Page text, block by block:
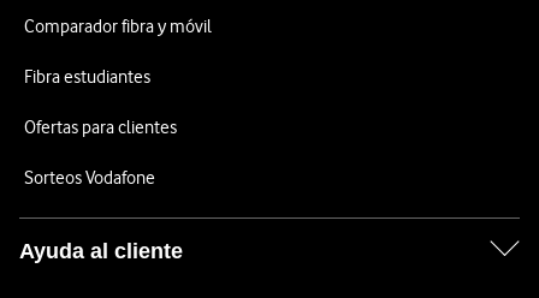
Comparador fibra y móvil
Fibra estudiantes
Ofertas para clientes
Sorteos Vodafone
Ayuda al cliente